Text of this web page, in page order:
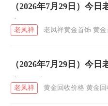
（2026年7月29日）今
克
老凤祥 老凤祥黄金首饰 黄金
（2026年7月29日）今
少钱一克
老凤祥 黄金回收价格 黄金回